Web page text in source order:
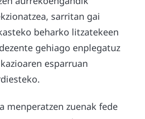
sarritan gai
beharko litzatekeen
gehiago enplegatuz
esparruan
menperatzen zuenak fede